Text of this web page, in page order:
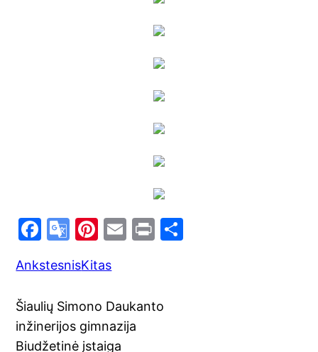
F
c
e
b
o
G
o
gl
e
Tr
Pi
er
e
st
E
l
Pr
AnkstesnisKitas
Šiaulių Simono Daukanto
inžinerijos gimnazija
Biudžetinė įstaiga